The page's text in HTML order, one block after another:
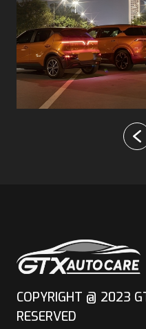
COPYRIGHT @ 2023
RESERVED